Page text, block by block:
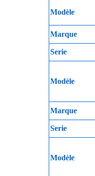
Modèle
Marque
Serie
Modèle
Marque
Serie
Modèle